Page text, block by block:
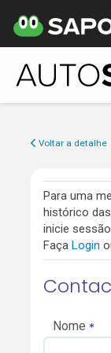
Voltar a detalhe
Para uma
histórico
inicie
Faça Login
Nome